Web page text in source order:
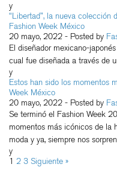
y
“Libertad”, la nueva colección
Fashion Week México
20 mayo, 2022 - Posted by
El diseñador mexicano-
cual fue diseñada a través de
y
Estos han sido los momentos
Week México
20 mayo, 2022 - Posted by
Se terminó el Fashion Week
momentos más icónicos de la
moda y ya, siempre nos
y
1 2 3 Siguiente »